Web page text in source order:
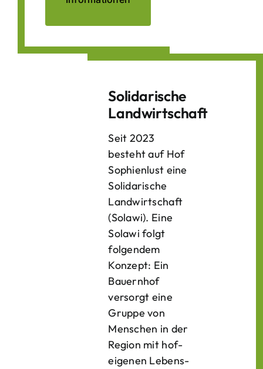
Solidarische
Landwirtschaft
Seit 2023
besteht auf Hof
Sophienlust eine
Solidarische
Landwirtschaft
(Solawi). Eine
Solawi folgt
folgendem
Konzept: Ein
Bauern­hof
versorgt eine
Gruppe von
Menschen in der
Region mit hof­
eigenen Lebens­